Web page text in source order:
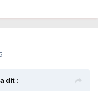
a dit :